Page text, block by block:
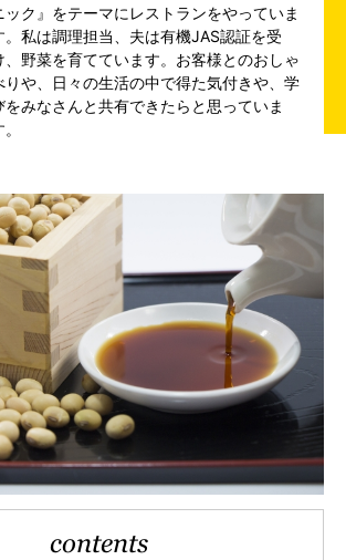
ック』をテーマにレストランをやっていま
。私は調理担当、夫は有機JAS認証を受
、野菜を育てています。お客様とのおしゃ
りや、日々の生活の中で得た気付きや、学
をみなさんと共有できたらと思っていま
contents